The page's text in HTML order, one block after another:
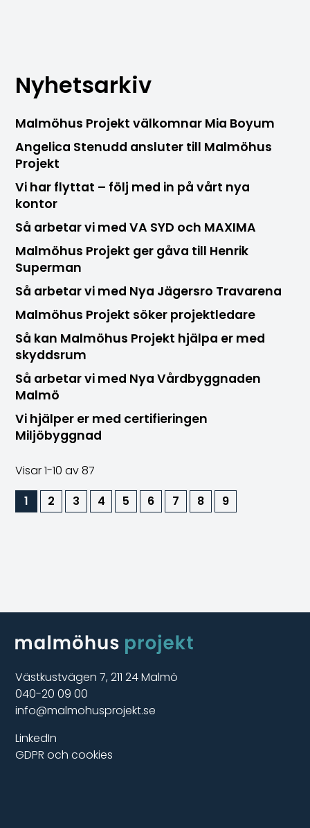
Nyhetsarkiv
Malmöhus Projekt välkomnar Mia Boyum
Angelica Stenudd ansluter till Malmöhus
Projekt
Vi har flyttat – följ med in på vårt nya
kontor
Så arbetar vi med VA SYD och MAXIMA
Malmöhus Projekt ger gåva till Henrik
Superman
Så arbetar vi med Nya Jägersro Travarena
Malmöhus Projekt söker projektledare
Så kan Malmöhus Projekt hjälpa er med
skyddsrum
Så arbetar vi med Nya Vårdbyggnaden
Malmö
Vi hjälper er med certifieringen
Miljöbyggnad
Visar1-10 av 87
1
2 3 4 5 6 7 8 9
Västkustvägen 7, 211 24 Malmö
040-20 09 00
info@malmohusprojekt.se
LinkedIn
GDPR och cookies